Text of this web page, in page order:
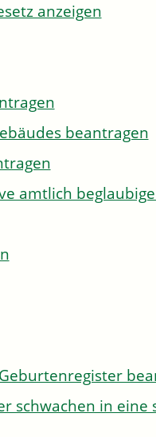
anzeigen
beantragen
amtlich
schwachen in eine